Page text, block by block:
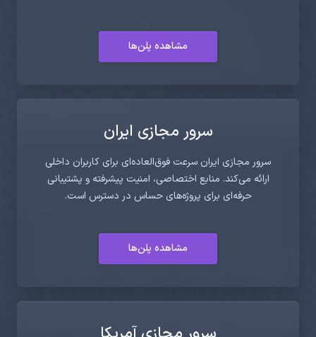
مشاهده پلن‌ها
سرور مجازی ایران
سرور مجازی ایران سرعت فوق‌العاده‌ای برای کاربران داخلی
ارائه می‌کند. منابع اختصاصی، امنیت پیشرفته و پشتیبانی
حرفه‌ای برای پروژه‌های حساس در دسترس است.
مشاهده پلن‌ها